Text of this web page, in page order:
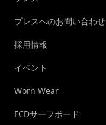
プレスへのお問い合わせ
採用情報
イベント
Worn Wear
FCDサーフボード